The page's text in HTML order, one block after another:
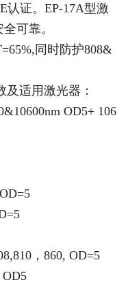
认证。EP-17A型激
可靠。
同时防护808&
及适用激光器：
OD5+ 106
，860, OD=5